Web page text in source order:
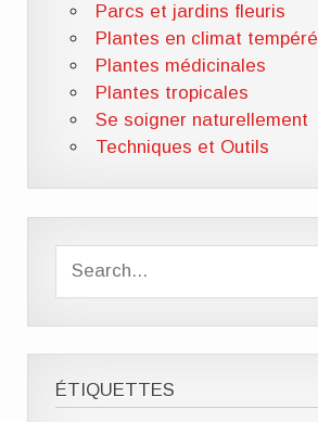
Parcs et jardins fleuris
Plantes en climat tempéré
Plantes médicinales
Plantes tropicales
Se soigner naturellement
Techniques et Outils
ÉTIQUETTES